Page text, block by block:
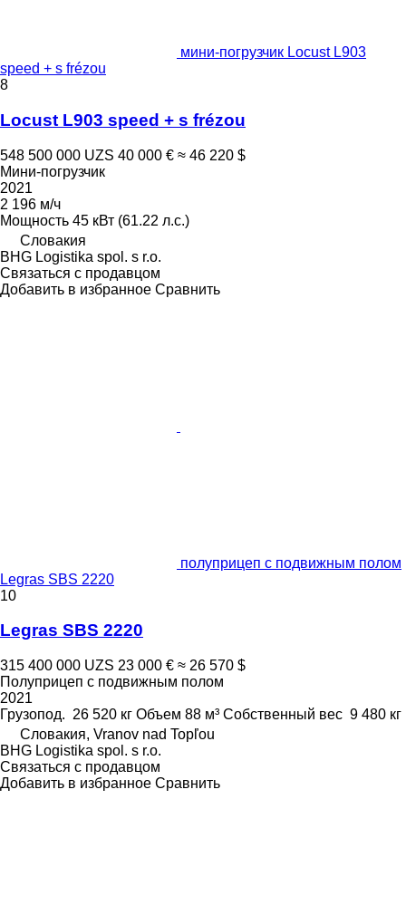
мини-погрузчик Locust L903
speed + s frézou
8
Locust L903 speed + s frézou
548 500 000 UZS 40 000 € ≈ 46 220 $
Мини-погрузчик
2021
2 196 м/ч
Мощность 45 кВт (61.22 л.с.)
Словакия
BHG Logistika spol. s r.o.
Связаться с продавцом
Добавить в избранное Сравнить
полуприцеп с подвижным полом
Legras SBS 2220
10
Legras SBS 2220
315 400 000 UZS 23 000 € ≈ 26 570 $
Полуприцеп с подвижным полом
2021
Грузопод. 26 520 кг Объем 88 м³ Собственный вес 9 480 кг
Словакия, Vranov nad Topľou
BHG Logistika spol. s r.o.
Связаться с продавцом
Добавить в избранное Сравнить